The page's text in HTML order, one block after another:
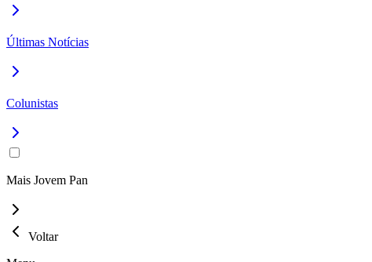
Últimas Notícias
Colunistas
Mais Jovem Pan
Voltar